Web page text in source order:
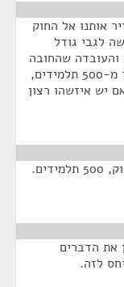
אותנו אל החוק
לגבי גודל
והעובדה שהחובה
להצבה של מכשיר במוסד שבו לומדים יותר מ-500 תלמידים,
יש איזשהו רצון
את צודקת. אנחנו מתעסקים עם התקנות לחוק, 500 תלמידים.
כאן את הדברים
לזה.